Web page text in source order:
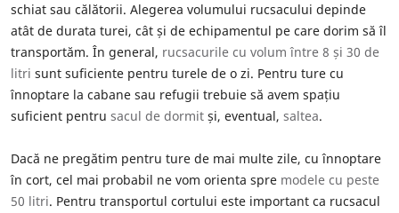
schiat sau călătorii. Alegerea volumului rucsacului depinde
atât de durata turei, cât și de echipamentul pe care dorim să îl
transportăm. În general, rucsacurile cu volum între 8 și 30 de
litri sunt suficiente pentru turele de o zi. Pentru ture cu
înnoptare la cabane sau refugii trebuie să avem spațiu
suficient pentru sacul de dormit și, eventual, saltea.
Dacă ne pregătim pentru ture de mai multe zile, cu înnoptare
în cort, cel mai probabil ne vom orienta spre modele cu peste
50 litri. Pentru transportul cortului este important ca rucsacul